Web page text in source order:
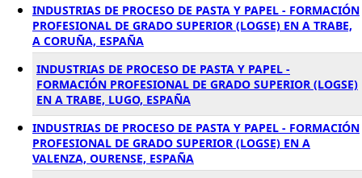
INDUSTRIAS DE PROCESO DE PASTA Y PAPEL - FORMACIÓN
PROFESIONAL DE GRADO SUPERIOR (LOGSE) EN A TRABE,
A CORUÑA, ESPAÑA
INDUSTRIAS DE PROCESO DE PASTA Y PAPEL -
FORMACIÓN PROFESIONAL DE GRADO SUPERIOR (LOGSE)
EN A TRABE, LUGO, ESPAÑA
INDUSTRIAS DE PROCESO DE PASTA Y PAPEL - FORMACIÓN
PROFESIONAL DE GRADO SUPERIOR (LOGSE) EN A
VALENZA, OURENSE, ESPAÑA